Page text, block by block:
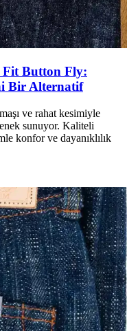
Fit Button Fly:
Bir Alternatif
ve rahat kesimiyle
sunuyor. Kaliteli
konfor ve dayanıklılık